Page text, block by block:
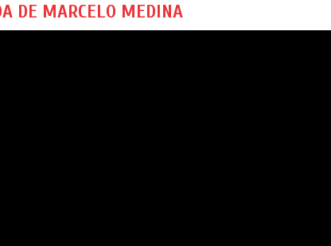
DE MARCELO MEDINA